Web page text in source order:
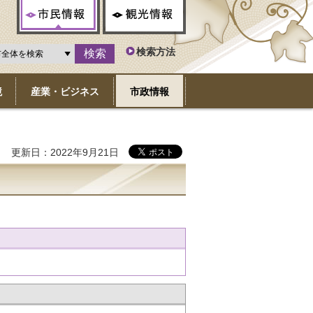
検索方法
産業・ビジネス 市政情報
更新日：2022年9月21日